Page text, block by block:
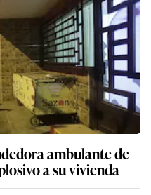
ambulante de
a su vivienda